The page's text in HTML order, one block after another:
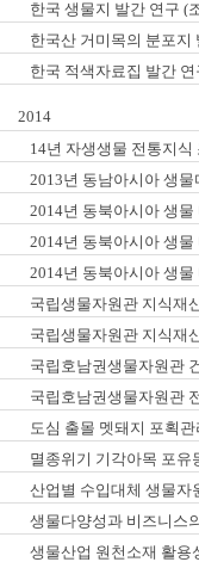
한국 생물지 발간 연구 (
한국산 거미목의 분포지
한국 적색자료집 발간
2014
14년 자생생물 전통지식
대, 충남지역 Ⅱ - 계룡산
2013년 동남아시아 생물
2014년 동북아시아 생
2014년 동북아시아 생
동북아시아 분포현황
2014년 동북아시아 생
전정책지원 전략보고서
국립생물자원관 지식재
국립생물자원관 지식재
국립호남권생물자원관
국립호남권생물자원관
도심 출몰 멧돼지 포획
멸종위기 기각아목 포유
산업별 수입대체 생물자
질 탐색 및 발굴
생물다양성과 비즈니스
생물산업 원천소재 활용